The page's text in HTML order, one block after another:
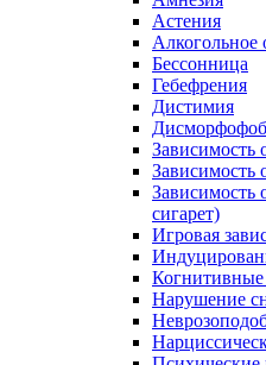
Астения
Алкогольное
Бессонница
Гебефрения
Дистимия
Зависимость
Зависимость
Зависимость
сигарет)
Игровая
Нарушение